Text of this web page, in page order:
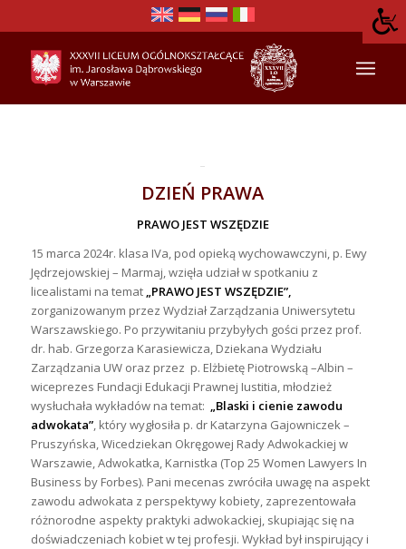
DZIEŃ PRAWA
PRAWO JEST WSZĘDZIE
15 marca 2024r. klasa IVa, pod opieką wychowawczyni, p. Ewy
Jędrzejowskiej – Marmaj, wzięła udział w spotkaniu z
licealistami na temat „PRAWO JEST WSZĘDZIE”,
zorganizowanym przez Wydział Zarządzania Uniwersytetu
Warszawskiego. Po przywitaniu przybyłych gości przez prof.
dr. hab. Grzegorza Karasiewicza, Dziekana Wydziału
Zarządzania UW oraz przez p. Elżbietę Piotrowską –Albin –
wiceprezes Fundacji Edukacji Prawnej Iustitia, młodzież
wysłuchała wykładów na temat: „Blaski i cienie zawodu
adwokata”, który wygłosiła p. dr Katarzyna Gajowniczek –
Pruszyńska, Wicedziekan Okręgowej Rady Adwokackiej w
Warszawie, Adwokatka, Karnistka (Top 25 Women Lawyers In
Business by Forbes). Pani mecenas zwróciła uwagę na aspekt
zawodu adwokata z perspektywy kobiety, zaprezentowała
różnorodne aspekty praktyki adwokackiej, skupiając się na
doświadczeniach kobiet w tej profesji. Wykład był inspirujący i